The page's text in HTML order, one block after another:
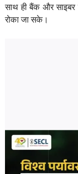
साथ ही बैंक और
रोका जा सके।